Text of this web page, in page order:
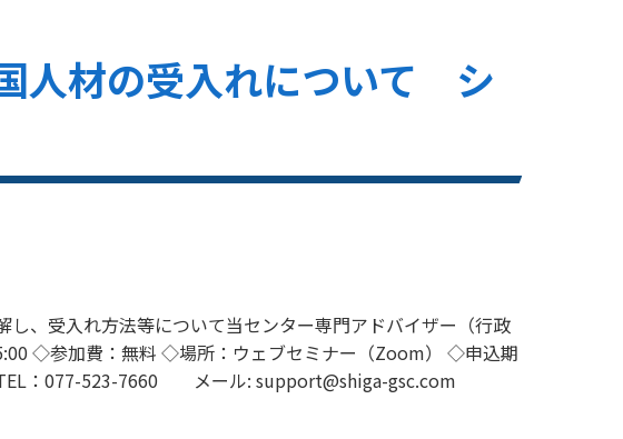
人材の受入れについて シ
、受入れ方法等について当センター専門アドバイザー（行政
◇参加費：無料 ◇場所：ウェブセミナー（Zoom） ◇申込期
：077-523-7660 メール: support@shiga-gsc.com